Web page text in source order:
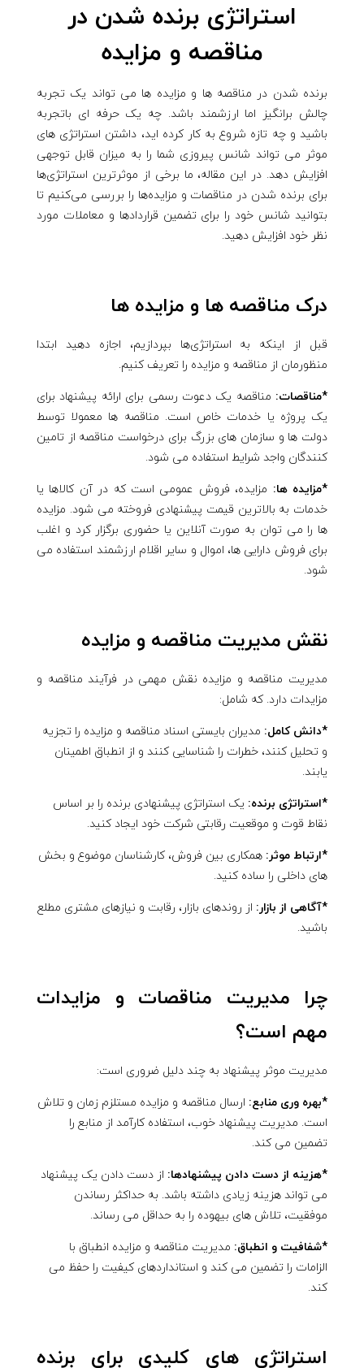
استراتژی برنده شدن در
مناقصه و مزایده
برنده شدن در مناقصه ها و مزایده ها می تواند یک تجربه
چالش برانگیز اما ارزشمند باشد. چه یک حرفه ای باتجربه
باشید و چه تازه شروع به کار کرده اید، داشتن استراتژی های
موثر می تواند شانس پیروزی شما را به میزان قابل توجهی
افزایش دهد. در این مقاله، ما برخی از موثرترین استراتژی‌ها
برای برنده شدن در مناقصات و مزایده‌ها را بررسی می‌کنیم تا
بتوانید شانس خود را برای تضمین قراردادها و معاملات مورد
نظر خود افزایش دهید.
درک مناقصه ها و مزایده ها
قبل از اینکه به استراتژی‌ها بپردازیم، اجازه دهید ابتدا
منظورمان از مناقصه و مزایده را تعریف کنیم.
*مناقصات: مناقصه یک دعوت رسمی برای ارائه پیشنهاد برای
یک پروژه یا خدمات خاص است. مناقصه ها معمولا توسط
دولت ها و سازمان های بزرگ برای درخواست مناقصه از تامین
کنندگان واجد شرایط استفاده می شود.
*مزایده ها: مزایده، فروش عمومی است که در آن کالاها یا
خدمات به بالاترین قیمت پیشنهادی فروخته می شود. مزایده
ها را می توان به صورت آنلاین یا حضوری برگزار کرد و اغلب
برای فروش دارایی ها، اموال و سایر اقلام ارزشمند استفاده می
شود.
نقش مدیریت مناقصه و مزایده
مدیریت مناقصه و مزایده نقش مهمی در فرآیند مناقصه و
مزایدات دارد. که شامل:
*دانش کامل: مدیران بایستی اسناد مناقصه و مزایده را تجزیه
و تحلیل کنند، خطرات را شناسایی کنند و از انطباق اطمینان
یابند.
*استراتژی برنده: یک استراتژی پیشنهادی برنده را بر اساس
نقاط قوت و موقعیت رقابتی شرکت خود ایجاد کنید.
*ارتباط موثر: همکاری بین فروش، کارشناسان موضوع و بخش
های داخلی را ساده کنید.
*آگاهی از بازار: از روندهای بازار، رقابت و نیازهای مشتری مطلع
باشید.
چرا مدیریت مناقصات و مزایدات
مهم است؟
مدیریت موثر پیشنهاد به چند دلیل ضروری است:
*بهره وری منابع: ارسال مناقصه و مزایده مستلزم زمان و تلاش
است. مدیریت پیشنهاد خوب، استفاده کارآمد از منابع را
تضمین می کند.
*هزینه از دست دادن پیشنهادها: از دست دادن یک پیشنهاد
می تواند هزینه زیادی داشته باشد. به حداکثر رساندن
موفقیت، تلاش های بیهوده را به حداقل می رساند.
*شفافیت و انطباق: مدیریت مناقصه و مزایده انطباق با
الزامات را تضمین می کند و استانداردهای کیفیت را حفظ می
کند.
استراتژی های کلیدی برای برنده